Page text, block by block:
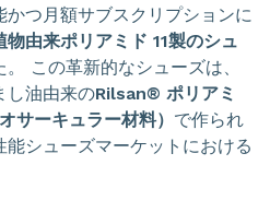
かつ月額サブスクリプションに
物由来ポリアミド 11製のシュ
この革新的なシューズは、
し油由来のRilsan® ポリアミ
サーキュラー材料） で作られ
シューズマーケットにおける